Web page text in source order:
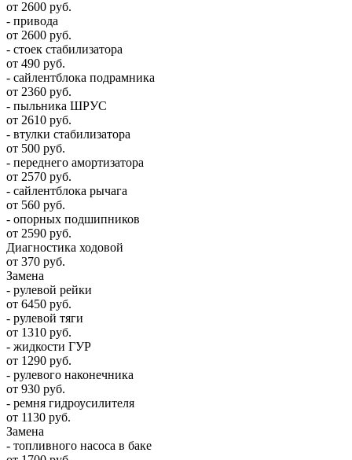
от 2600 руб.
- привода
от 2600 руб.
- стоек стабилизатора
от 490 руб.
- сайлентблока подрамника
от 2360 руб.
- пыльника ШРУС
от 2610 руб.
- втулки стабилизатора
от 500 руб.
- переднего амортизатора
от 2570 руб.
- сайлентблока рычага
от 560 руб.
- опорных подшипников
от 2590 руб.
Диагностика ходовой
от 370 руб.
Замена
- рулевой рейки
от 6450 руб.
- рулевой тяги
от 1310 руб.
- жидкости ГУР
от 1290 руб.
- рулевого наконечника
от 930 руб.
- ремня гидроусилителя
от 1130 руб.
Замена
- топливного насоса в баке